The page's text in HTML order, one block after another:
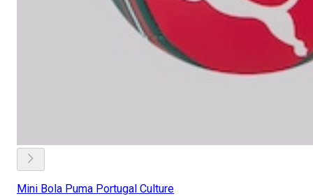
Mini Bola Puma Portugal Culture